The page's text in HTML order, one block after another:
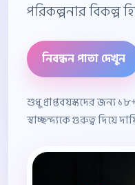
পরিকল্পনার বিকল্প
নিবন্ধন পাতা দেখুন
শুধু প্রাপ্তবয়স্কদের জন্য
স্বাচ্ছন্দ্যকে গুরুত্ব দিয়ে